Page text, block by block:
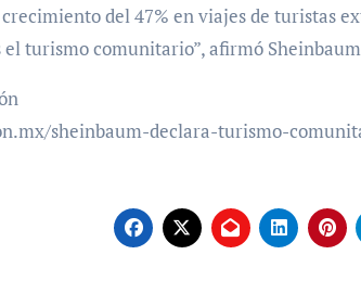
del 47% en viajes de turistas
el turismo comunitario”, afirmó
sheinbaum-declara-turismo-